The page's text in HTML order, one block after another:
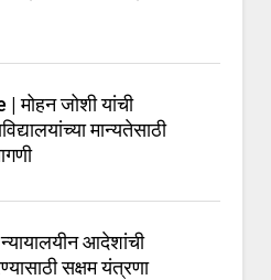
जोशी यांची
मान्यतेसाठी
आदेशांची
सक्षम यंत्रणा